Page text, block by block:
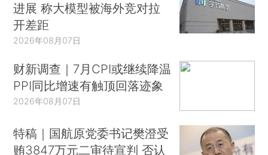
进展 称大模型被海外竞对拉
开差距
2026年08月07日
财新调查｜7月CPI或继续降温
PPI同比增速有触顶回落迹象
2026年08月07日
特稿｜国航原党委书记樊澄受
贿3847万元二审待宣判 否认